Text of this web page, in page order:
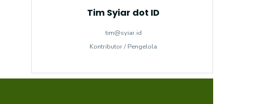
Tim Syiar dot ID
tim@syiar.id
Kontributor / Pengelola